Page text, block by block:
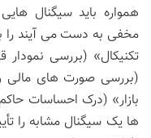
همواره باید سیگنال
مخفی به دست می آیند را
تکنیکال» (بررسی
(بررسی صورت های مالی
بازار» (درک احساسات
ها یک سیگنال مشابه را